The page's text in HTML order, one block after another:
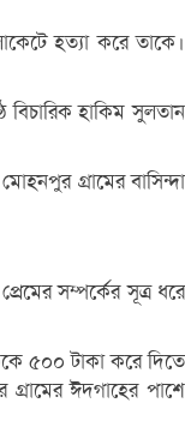
হত্যা করে তাকে।
হাকিম সুলতান
গ্রামের বাসিন্দা
সম্পর্কের সূত্র ধরে
৫০০ টাকা করে দিতে
গ্রামের ঈদগাহের পাশে